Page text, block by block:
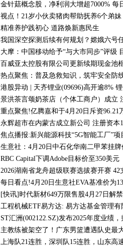
金针菇概念股，净利润大增超7000% 每
视点！21岁小伙卖猪肉帮助抚养6个弟
精准养护践初心 道路焕新惠民生
我国深空探测后续有何规划？嫦娥六号
大摩：中国移动给予“与大市同步”评级
百威亚太控股有限公司更新续期现金池
热点聚焦：普及急救知识，筑牢安全防
港股异动 | 天齐锂业(09696)高开逾8%
景洪茶言颂奶茶店（个体工商户）成立
重点聚焦!亿腾嘉和于4月20日斥资96.21
永辉超市在内蒙古成立新公司 注册资本
焦点播报:新兴能源科技“5G智能工厂”
生意社：4月20日中石化华南二甲苯挂牌
RBC Capital下调Adobe目标价至350美元
2026湖南省龙舟超级联赛选拔赛开赛
每日看点!4月20日生意社EVA基准价为
[快讯]时代新材649万限售股4月27日解禁
工程机械ETF易方达: 易方达基金管理
ST汇洲(002122.SZ)发布2025年度业绩
主教练被架空了！广东男篮遭遇队史最
上海队21连胜，深圳队15连胜，山东高